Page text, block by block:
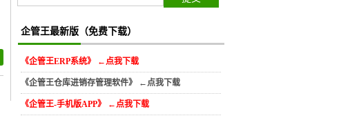
企管王最新版（免费下载）
《企管王ERP系统》 ←点我下载
《企管王仓库进销存管理软件》 ←点我下载
《企管王-手机版APP》 ←点我下载